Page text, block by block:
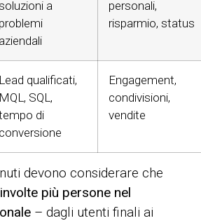
a
problemi
aziendali
personali,
risparmio, status
Lead qualificati,
MQL, SQL,
di
conversione
Engagement,
condivisioni,
vendite
devono considerare che
più persone nel
– dagli utenti finali ai